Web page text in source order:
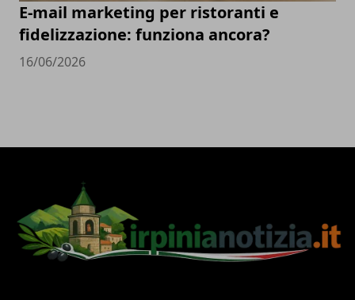
E-mail marketing per ristoranti e
fidelizzazione: funziona ancora?
16/06/2026